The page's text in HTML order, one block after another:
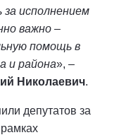
исполнением
важно –
помощь в
и района», –
Николаевич.
депутатов за